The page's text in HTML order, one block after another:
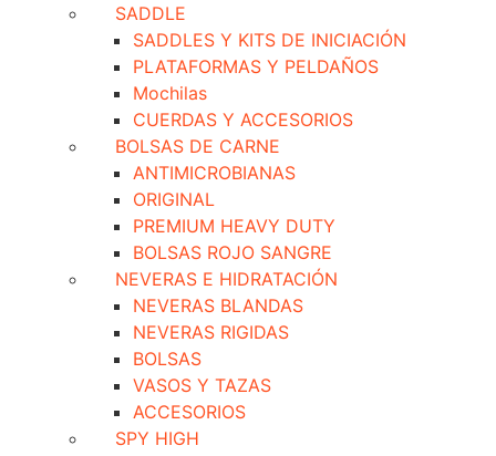
SADDLE
SADDLES Y KITS DE INICIACIÓN
PLATAFORMAS Y PELDAÑOS
Mochilas
CUERDAS Y ACCESORIOS
BOLSAS DE CARNE
ANTIMICROBIANAS
ORIGINAL
PREMIUM HEAVY DUTY
BOLSAS ROJO SANGRE
NEVERAS E HIDRATACIÓN
NEVERAS BLANDAS
NEVERAS RIGIDAS
BOLSAS
VASOS Y TAZAS
ACCESORIOS
SPY HIGH